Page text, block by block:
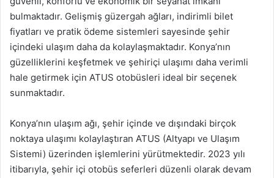
bulmaktadır. Gelişmiş güzergah ağları, indirimli bilet
fiyatları ve pratik ödeme sistemleri sayesinde şehir
içindeki ulaşım daha da kolaylaşmaktadır. Konya’nın
güzelliklerini keşfetmek ve şehiriçi ulaşımı daha verimli
hale getirmek için ATUS otobüsleri ideal bir seçenek
sunmaktadır.
Konya’nın ulaşım ağı, şehir içinde ve dışındaki birçok
noktaya ulaşımı kolaylaştıran ATUS (Altyapı ve Ulaşım
Sistemi) üzerinden işlemlerini yürütmektedir. 2023 yılı
itibarıyla, şehir içi otobüs seferleri düzenli olarak devam